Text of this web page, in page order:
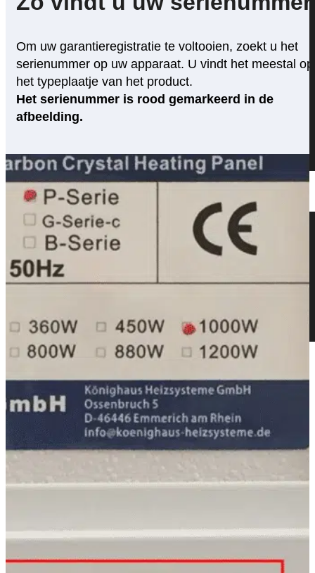
Infraroodverwarming
met eigen
opdruk
Uw
Panorama-
serie
Vier
seizoenen
editie
Buena
Ambient
Editie
Kinderkamer
editie
Georg
Schieren
Museum
Verwarming
Dienst
Wij voor jou
Vereisten calculator
Downloaden
Neem contact met ons op
%
Om uw garantieregistratie te voltooien, zoekt u het
serienummer op uw apparaat. U vindt het meestal op
het typeplaatje van het product.
Het serienummer is rood gemarkeerd in de
afbeelding.